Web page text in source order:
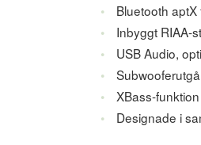
Bluetooth
Inbyggt RIAA-
USB Audio,
XBass-
Designade i